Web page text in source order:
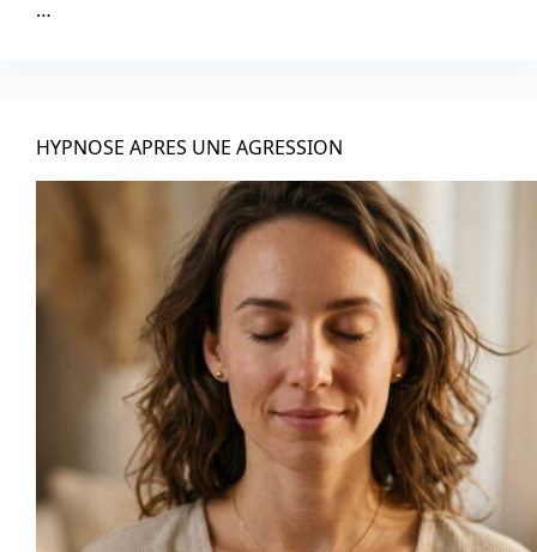
…
HYPNOSE APRES UNE AGRESSION